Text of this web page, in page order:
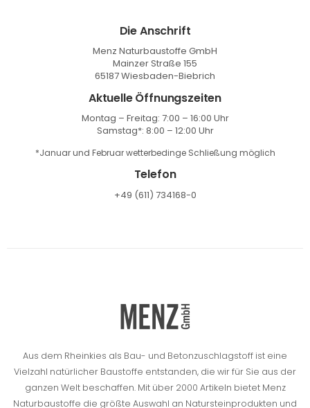
Die Anschrift
Menz Naturbaustoffe GmbH
Mainzer Straße 155
65187 Wiesbaden-Biebrich
Aktuelle Öffnungszeiten
Montag – Freitag: 7:00 – 16:00 Uhr
Samstag*: 8:00 – 12:00 Uhr
*Januar und Februar wetterbedinge Schließung möglich
Telefon
+49 (611) 734168-0
Aus dem Rheinkies als Bau- und Betonzuschlagstoff ist eine
Vielzahl natürlicher Baustoffe entstanden, die wir für Sie aus der
ganzen Welt beschaffen. Mit über 2000 Artikeln bietet Menz
Naturbaustoffe die größte Auswahl an Natursteinprodukten und